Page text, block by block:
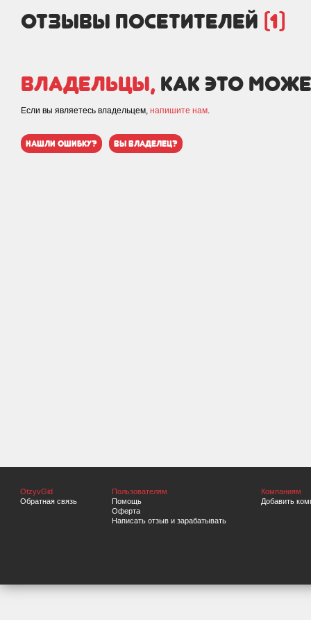
отзывы посетителей (1)
Владельцы, как это
Если вы являетесь владельцем, напишите нам.
нашли ошибку? вы владелец?
OtzyvGid
Обратная связь
Пользователям
Помощь
Оферта
Написать отзыв и зарабатывать
Компаниям
Добавить